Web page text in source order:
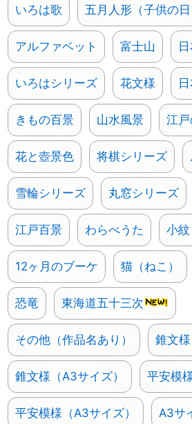
いろは歌 五月人形（子供の日
アルファベット 富士山
いろはシリーズ 花文様
きもの百景 山水風景 江
花と壺景色 将棋シリーズ
雪輪シリーズ 丸窓シリーズ
江戸百景 わらべうた 小
12ヶ月のブーケ 猫（ねこ）
恐竜 東海道五十三次
その他（作品名あり） 錐文様
錐文様（A3サイズ） 平安模
平安模様（A3サイズ） A3サ